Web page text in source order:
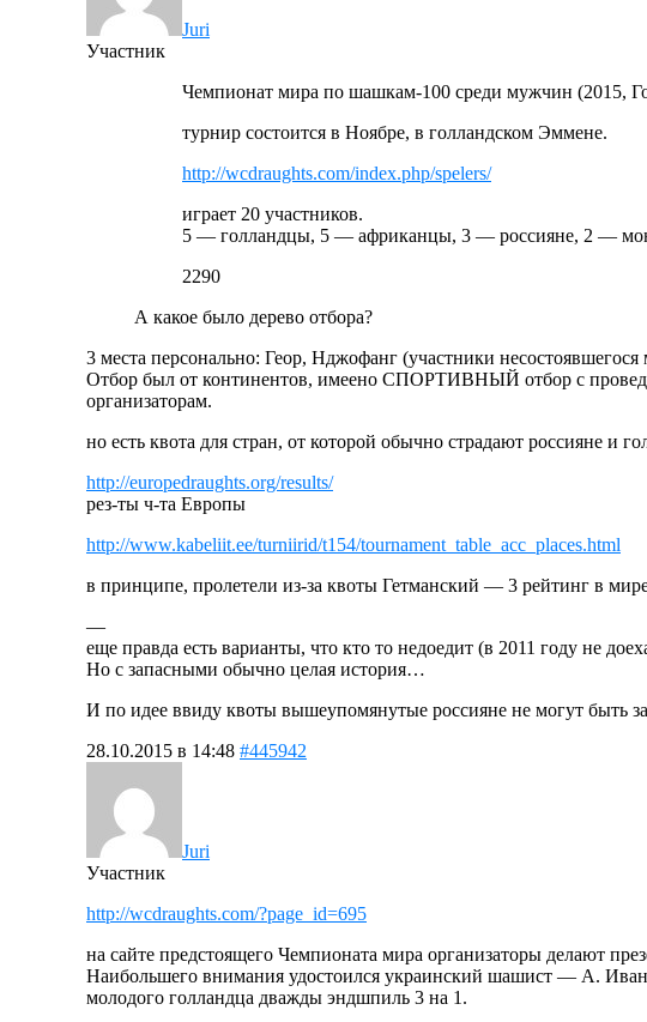
Juri
Участник
Чемпионат мира по шашкам-100 среди мужчин (2015,
турнир состоится в Ноябре, в голландском Эммене.
http://wcdraughts.com/index.php/spelers/
играет 20 участников.
5 — голландцы, 5 — африканцы, 3 — россияне, 2 —
2290
А какое было дерево отбора?
3 места персонально: Геор, Нджофанг (участники несостоявшегося
Отбор был от континентов, имеено СПОРТИВНЫЙ отбор с
организаторам.
но есть квота для стран, от которой обычно страдают россияне и
http://europedraughts.org/results/
рез-ты ч-та Европы
http://www.kabeliit.ee/turniirid/t154/tournament_table_acc_places.html
в принципе, пролетели из-за квоты Гетманский — 3 рейтинг в
—
еще правда есть варианты, что кто то недоедит (в 2011 году не
Но с запасными обычно целая история…
И по идее ввиду квоты вышеупомянутые россияне не могут быть
28.10.2015 в 14:48 #445942
Juri
Участник
http://wcdraughts.com/?page_id=695
на сайте предстоящего Чемпионата мира организаторы делают
Наибольшего внимания удостоился украинский шашист — А.
молодого голландца дважды эндшпиль 3 на 1.